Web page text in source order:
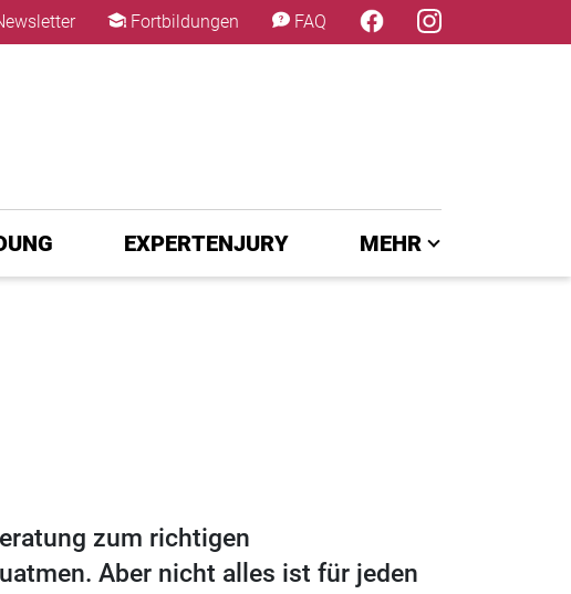
Fortbildungen FAQ
EXPERTENJURY MEHR
zum richtigen
Aber nicht alles ist für jeden
×